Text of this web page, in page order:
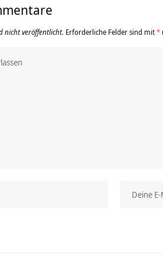
nicht veröffentlicht. Erforderliche Felder sind mit*